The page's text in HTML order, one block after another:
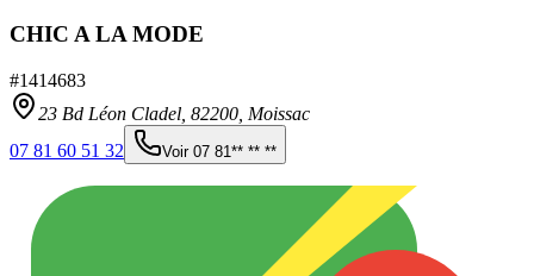
CHIC A LA MODE
#1414683
23 Bd Léon Cladel, 82200 Moissac
07 81 60 51 32
Voir 07 81** ** **